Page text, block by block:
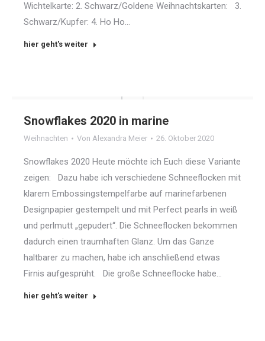
Wichtelkarte: 2. Schwarz/Goldene Weihnachtskarten: 3.
Schwarz/Kupfer: 4. Ho Ho…
hier geht's weiter
Snowflakes 2020 in marine
Weihnachten Von Alexandra Meier 26. Oktober 2020
Snowflakes 2020 Heute möchte ich Euch diese Variante
zeigen: Dazu habe ich verschiedene Schneeflocken mit
klarem Embossingstempelfarbe auf marinefarbenen
Designpapier gestempelt und mit Perfect pearls in weiß
und perlmutt „gepudert“. Die Schneeflocken bekommen
dadurch einen traumhaften Glanz. Um das Ganze
haltbarer zu machen, habe ich anschließend etwas
Firnis aufgesprüht. Die große Schneeflocke habe…
hier geht's weiter